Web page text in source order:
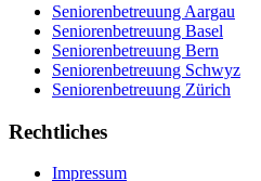
Seniorenbetreuung Aargau
Seniorenbetreuung Basel
Seniorenbetreuung Bern
Seniorenbetreuung Schwyz
Seniorenbetreuung Zürich
Rechtliches
Impressum